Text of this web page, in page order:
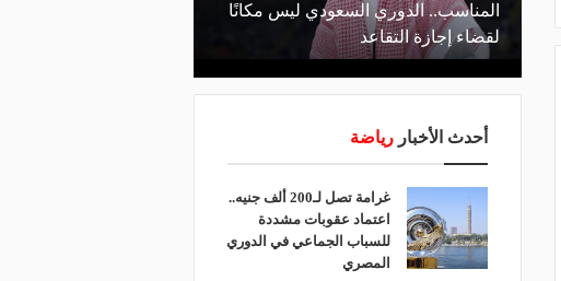
المناسب.. الدوري السعودي ليس مكانًا
لقضاء إجازة التقاعد
أحدث الأخبار رياضة
غرامة تصل لـ200 ألف جنيه..
اعتماد عقوبات مشددة
للسباب الجماعي في الدوري
المصري